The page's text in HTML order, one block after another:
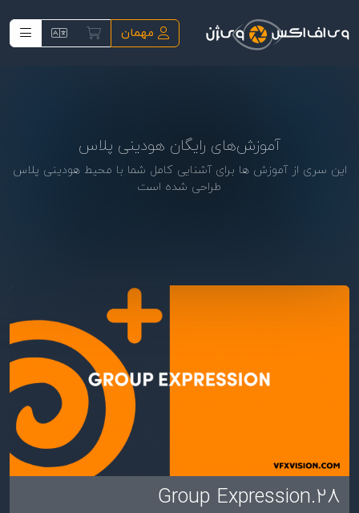
مهمان
آموزش‌های رایگان هودینی پلاس
این سری از آموزش ها برای آشنایی کامل شما با محیط هودینی پلاس
طراحی شده است
28.Group Expression